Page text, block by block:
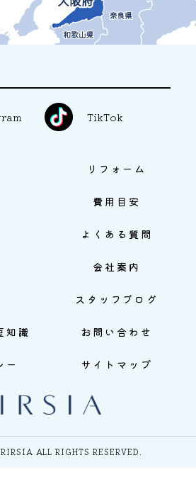
TikTok
リフォーム
費用目安
よくある質問
会社案内
スタッフブログ
知識 お問い合わせ
ー サイトマップ
ALL RIGHTS RESERVED.